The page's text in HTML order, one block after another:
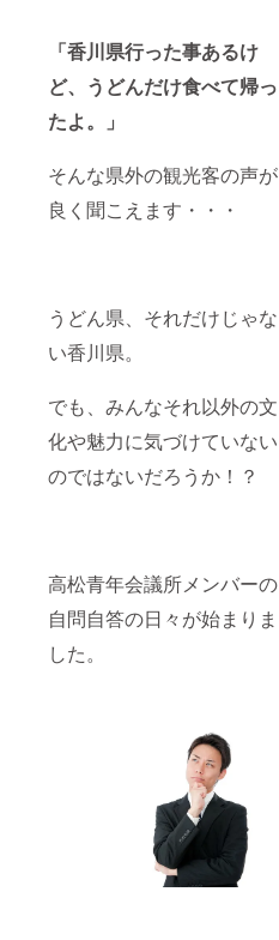
「香川県行った事あるけ
ど、うどんだけ食べて帰っ
たよ。」
そんな県外の観光客の声が
良く聞こえます・・・
うどん県、それだけじゃな
い香川県。
でも、みんなそれ以外の文
化や魅力に気づけていない
のではないだろうか！？
高松青年会議所メンバーの
自問自答の日々が始まりま
した。